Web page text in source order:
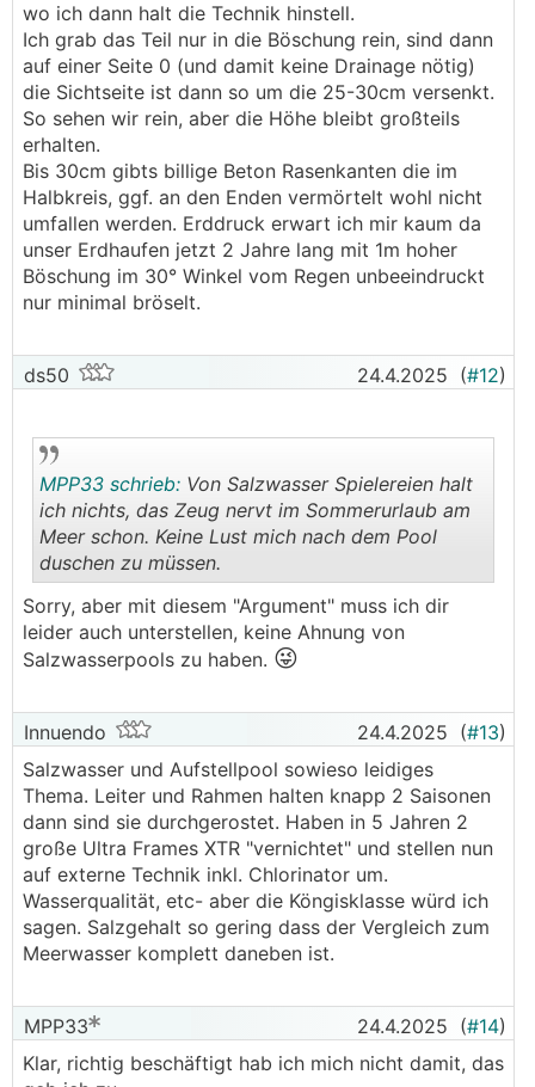
wo ich dann halt die Technik hinstell.
Ich grab das Teil nur in die Böschung rein, sind dann
auf einer Seite 0 (und damit keine Drainage nötig)
die Sichtseite ist dann so um die 25-30cm versenkt.
So sehen wir rein, aber die Höhe bleibt großteils
erhalten.
Bis 30cm gibts billige Beton Rasenkanten die im
Halbkreis, ggf. an den Enden vermörtelt wohl nicht
umfallen werden. Erddruck erwart ich mir kaum da
unser Erdhaufen jetzt 2 Jahre lang mit 1m hoher
Böschung im 30° Winkel vom Regen unbeeindruckt
nur minimal bröselt.
ds50 24.4.2025 (#12)
..
MPP33 schrieb: Von Salzwasser Spielereien halt
ich nichts, das Zeug nervt im Sommerurlaub am
Meer schon. Keine Lust mich nach dem Pool
duschen zu müssen.
Sorry, aber mit diesem "Argument" muss ich dir
leider auch unterstellen, keine Ahnung von
Salzwasserpools zu haben. 😜
Innuendo 24.4.2025 (#13)
Salzwasser und Aufstellpool sowieso leidiges
Thema. Leiter und Rahmen halten knapp 2 Saisonen
dann sind sie durchgerostet. Haben in 5 Jahren 2
große Ultra Frames XTR "vernichtet" und stellen nun
auf externe Technik inkl. Chlorinator um.
Wasserqualität, etc- aber die Köngisklasse würd ich
sagen. Salzgehalt so gering dass der Vergleich zum
Meerwasser komplett daneben ist.
MPP33 24.4.2025 (#14)
Klar, richtig beschäftigt hab ich mich nicht damit, das